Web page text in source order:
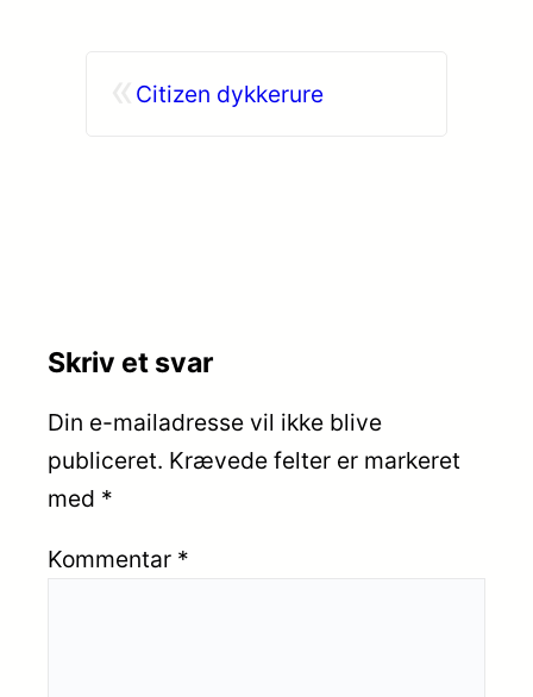
Citizen dykkerure
Skriv et svar
Din e-mailadresse vil ikke blive
publiceret. Krævede felter er markeret
med *
Kommentar *